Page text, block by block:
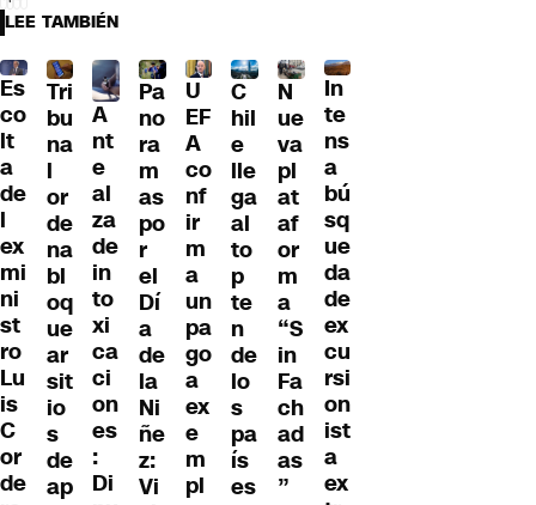
LEE TAMBIÉN
Es
co
lt
a
de
l
ex
mi
ni
st
ro
Lu
is
C
or
de
Tri
bu
na
l
or
de
na
bl
oq
ue
ar
sit
io
s
de
ap
A
nt
e
al
za
de
in
to
xi
ca
ci
on
es
:
Di
Pa
no
ra
m
as
po
r
el
Dí
a
de
la
Ni
ñe
z:
Vi
U
EF
A
co
nf
ir
m
a
un
pa
go
a
ex
e
m
pl
C
hil
e
lle
ga
al
to
p
te
n
de
lo
s
pa
ís
es
N
ue
va
pl
at
af
or
m
a
“S
in
Fa
ch
ad
as
”
In
te
ns
a
bú
sq
ue
da
de
ex
cu
rsi
on
ist
a
ex